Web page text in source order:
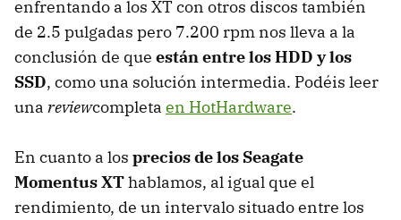
enfrentando a los XT con otros discos también
de 2.5 pulgadas pero 7.200 rpm nos lleva a la
conclusión de que están entre losHDD y los
SSD, como una solución intermedia. Podéis leer
una reviewcompleta en HotHardware.
En cuanto a los precios de los Seagate
Momentus XThablamos, al igual que el
rendimiento, de un intervalo situado entre los